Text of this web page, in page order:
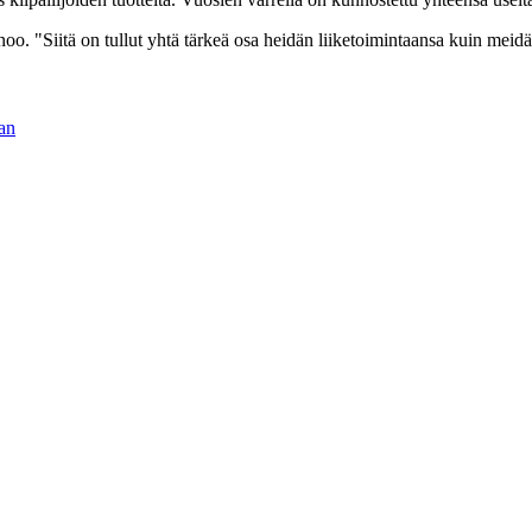
"Siitä on tullut yhtä tärkeä osa heidän liiketoimintaansa kuin